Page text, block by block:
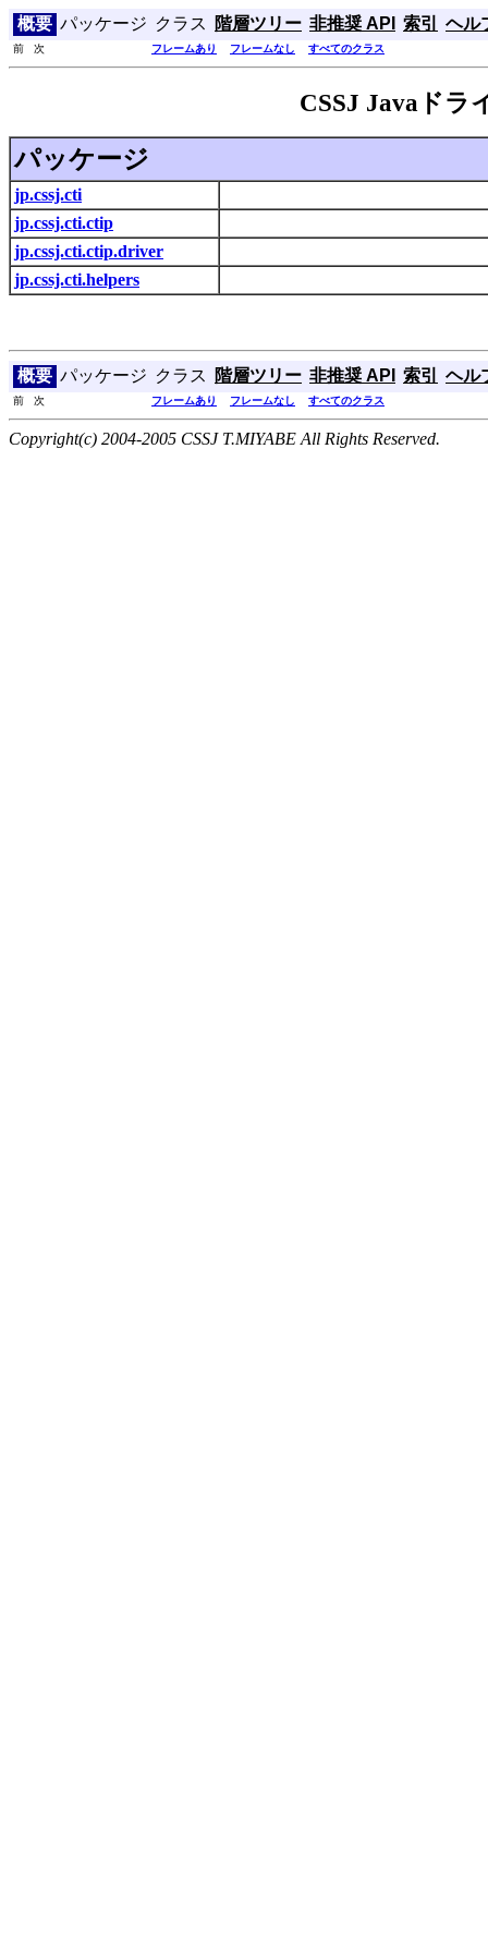
概要 パッケージ クラス 階層ツリー 非推奨 API 索引 ヘル
前 次 フレームあり フレームなし すべてのクラス
CSSJ Javaドラ
パッケージ
jp.cssj.cti
jp.cssj.cti.ctip
jp.cssj.cti.ctip.driver
jp.cssj.cti.helpers
概要 パッケージ クラス 階層ツリー 非推奨 API 索引 ヘル
前 次 フレームあり フレームなし すべてのクラス
Copyright(c) 2004-2005 CSSJ T.MIYABE All Rights Reserved.